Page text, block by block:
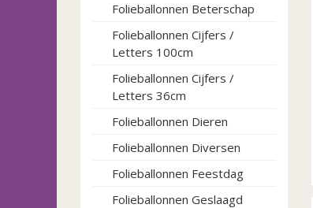
Folieballonnen Beterschap
Folieballonnen Cijfers /
Letters 100cm
Folieballonnen Cijfers /
Letters 36cm
Folieballonnen Dieren
Folieballonnen Diversen
Folieballonnen Feestdag
Folieballonnen Geslaagd